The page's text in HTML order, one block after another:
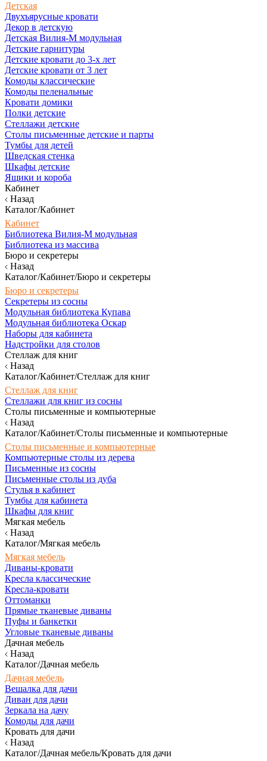
Детская
Двухъярусные кровати
Декор в детскую
Детская Вилия-М модульная
Детские гарнитуры
Детские кровати до 3-х лет
Детские кровати от 3 лет
Комоды классические
Комоды пеленальные
Кровати домики
Полки детские
Стеллажи детские
Столы письменные детские и парты
Тумбы для детей
Шведская стенка
Шкафы детские
Ящики и короба
Кабинет
Назад
Каталог/Кабинет
Кабинет
Библиотека Вилия-М модульная
Библиотека из массива
Бюро и секретеры
Назад
Каталог/Кабинет/Бюро и секретеры
Бюро и секретеры
Секретеры из сосны
Модульная библиотека Купава
Модульная библиотека Оскар
Наборы для кабинета
Надстройки для столов
Стеллаж для книг
Назад
Каталог/Кабинет/Стеллаж для книг
Стеллаж для книг
Стеллажи для книг из сосны
Столы письменные и компьютерные
Назад
Каталог/Кабинет/Столы письменные и компьютерные
Столы письменные и компьютерные
Компьютерные столы из дерева
Письменные из сосны
Письменные столы из дуба
Стулья в кабинет
Тумбы для кабинета
Шкафы для книг
Мягкая мебель
Назад
Каталог/Мягкая мебель
Мягкая мебель
Диваны-кровати
Кресла классические
Кресла-кровати
Оттоманки
Прямые тканевые диваны
Пуфы и банкетки
Угловые тканевые диваны
Дачная мебель
Назад
Каталог/Дачная мебель
Дачная мебель
Вешалка для дачи
Диван для дачи
Зеркала на дачу
Комоды для дачи
Кровать для дачи
Назад
Каталог/Дачная мебель/Кровать для дачи